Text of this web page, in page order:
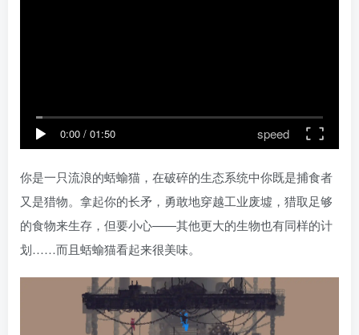
0:00 / 01:50 speed
你是一只流浪的蛞蝓猫，在破碎的生态系统中你既是捕食者
又是猎物。拿起你的长矛，勇敢地穿越工业废墟，猎取足够
的食物来生存，但要小心——其他更大的生物也有同样的计
划……而且蛞蝓猫看起来很美味。